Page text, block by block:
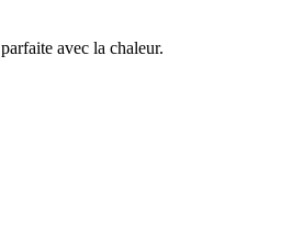
avec la chaleur.